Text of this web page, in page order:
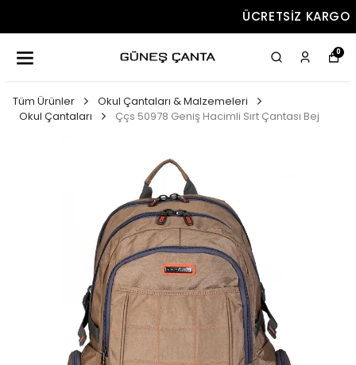
0
Tüm Ürünler
Okul Çantaları & Malzemeleri
Okul Çantaları
Ççs 50978 Geniş Hacimli Sırt Çantası Bej